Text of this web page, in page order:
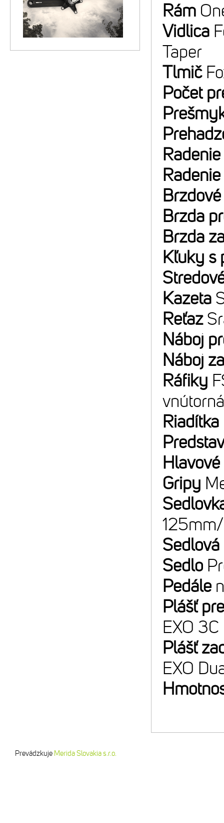
Rám
Vidlica
Taper
Tlmič
Počet
Brzda
Brzda
Kľuky s
Kazeta
Reťaz
Náboj
Náboj
Ráfiky
Riadítka
Gripy
Sedlo
Pedále
Plášť
EXO 3C
Plášť
EXO
Prevádzkuje Merida Slovakia s.r.o.